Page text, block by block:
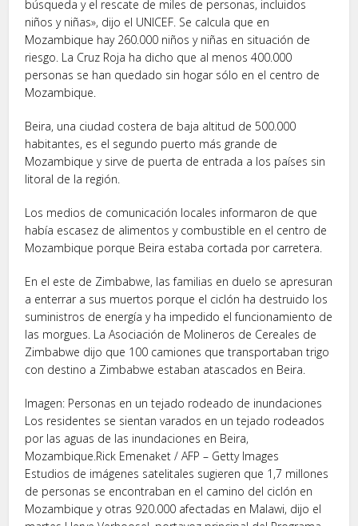
búsqueda y el rescate de miles de personas, incluidos
niños y niñas», dijo el UNICEF. Se calcula que en
Mozambique hay 260.000 niños y niñas en situación de
riesgo. La Cruz Roja ha dicho que al menos 400.000
personas se han quedado sin hogar sólo en el centro de
Mozambique.
Beira, una ciudad costera de baja altitud de 500.000
habitantes, es el segundo puerto más grande de
Mozambique y sirve de puerta de entrada a los países sin
litoral de la región.
Los medios de comunicación locales informaron de que
había escasez de alimentos y combustible en el centro de
Mozambique porque Beira estaba cortada por carretera.
En el este de Zimbabwe, las familias en duelo se apresuran
a enterrar a sus muertos porque el ciclón ha destruido los
suministros de energía y ha impedido el funcionamiento de
las morgues. La Asociación de Molineros de Cereales de
Zimbabwe dijo que 100 camiones que transportaban trigo
con destino a Zimbabwe estaban atascados en Beira.
Imagen: Personas en un tejado rodeado de inundaciones
Los residentes se sientan varados en un tejado rodeados
por las aguas de las inundaciones en Beira,
Mozambique.Rick Emenaket / AFP – Getty Images
Estudios de imágenes satelitales sugieren que 1,7 millones
de personas se encontraban en el camino del ciclón en
Mozambique y otras 920.000 afectadas en Malawi, dijo el